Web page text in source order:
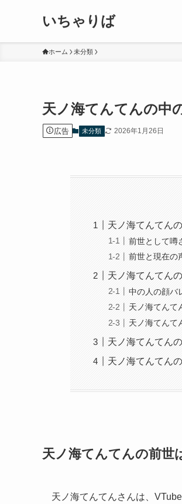
いちゃりば
ホーム 未分類
天ノ海てんてんの中
広告 未分類 2026年1月26日
天ノ海てんてん
前世として噂
前世と現在の
天ノ海てんてん
中の人の顔バ
天ノ海てんて
天ノ海てんて
天ノ海てんてん
天ノ海てんてん
天ノ海てんてんの前世
天ノ海てんてんさんは、